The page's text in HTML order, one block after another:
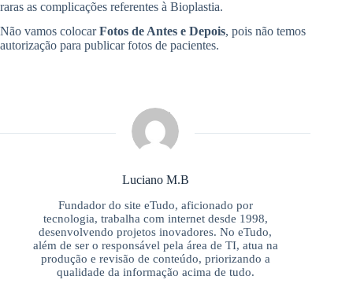
raras as complicações referentes à Bioplastia.
Não vamos colocarFotos de Antes e Depois, pois não temos
autorização para publicar fotos de pacientes.
Luciano M.B
Fundador do site eTudo, aficionado por
tecnologia, trabalha com internet desde 1998,
desenvolvendo projetos inovadores. No eTudo,
além de ser o responsável pela área de TI, atua na
produção e revisão de conteúdo, priorizando a
qualidade da informação acima de tudo.